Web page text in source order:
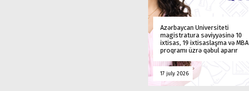
Azərbaycan Universiteti
magistratura səviyyəsinə 10
ixtisas, 19 ixtisaslaşma və MBA
proqramı üzrə qəbul aparır
17 july 2026